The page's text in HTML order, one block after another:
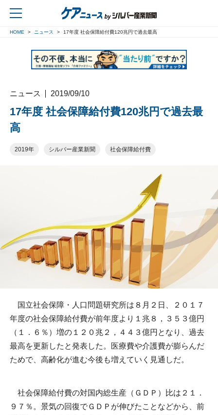
HOME ニュース 17年度 社会保障給付費120兆円で過去最高
ニュース 2019/09/10
17年度 社会保障給付費120兆円で過去最
高
2019年 シルバー産業新聞 社会保障給付費
国立社会保障・人口問題研究所は８月２日、２０１７
年度の社会保障給付費が前年度より１兆８，３５３億円
（１．６％）増の１２０兆２，４４３億円となり、過去
最高を更新したと発表した。医療費や介護費が膨らんだ
ためで、高齢化が進む今後も増えていく見通しだ。
社会保障給付費の対国内総生産（ＧＤＰ）比は２１．
９７％。景気の回復でＧＤＰが伸びたことなどから、前